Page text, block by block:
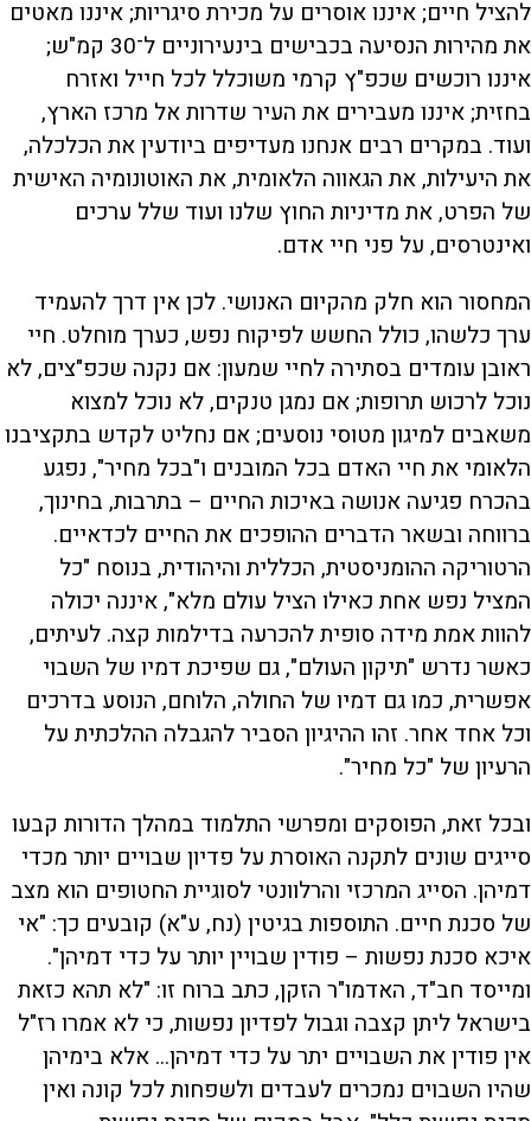
להציל חיים; איננו אוסרים על מכירת סיגריות; איננו מאטים
את מהירות הנסיעה בכבישים בינעירוניים ל־30 קמ"ש;
איננו רוכשים שכפ"ץ קרמי משוכלל לכל חייל ואזרח
בחזית; איננו מעבירים את העיר שדרות אל מרכז הארץ,
ועוד. במקרים רבים אנחנו מעדיפים ביודעין את הכלכלה,
את היעילות, את הגאווה הלאומית, את האוטונומיה האישית
של הפרט, את מדיניות החוץ שלנו ועוד שלל ערכים
ואינטרסים, על פני חיי אדם.
המחסור הוא חלק מהקיום האנושי. לכן אין דרך להעמיד
ערך כלשהו, כולל החשש לפיקוח נפש, כערך מוחלט. חיי
ראובן עומדים בסתירה לחיי שמעון: אם נקנה שכפ"צים, לא
נוכל לרכוש תרופות; אם נמגן טנקים, לא נוכל למצוא
משאבים למיגון מטוסי נוסעים; אם נחליט לקדש בתקציבנו
הלאומי את חיי האדם בכל המובנים ו"בכל מחיר", נפגע
בהכרח פגיעה אנושה באיכות החיים – בתרבות, בחינוך,
ברווחה ובשאר הדברים ההופכים את החיים לכדאיים.
הרטוריקה ההומניסטית, הכללית והיהודית, בנוסח "כל
המציל נפש אחת כאילו הציל עולם מלא", איננה יכולה
להוות אמת מידה סופית להכרעה בדילמות קצה. לעיתים,
כאשר נדרש "תיקון העולם", גם שפיכת דמיו של השבוי
אפשרית, כמו גם דמיו של החולה, הלוחם, הנוסע בדרכים
וכל אחד אחר. זהו ההיגיון הסביר להגבלה ההלכתית על
הרעיון של "כל מחיר".
ובכל זאת, הפוסקים ומפרשי התלמוד במהלך הדורות קבעו
סייגים שונים לתקנה האוסרת על פדיון שבויים יותר מכדי
דמיהן. הסייג המרכזי והרלוונטי לסוגיית החטופים הוא מצב
של סכנת חיים. התוספות בגיטין (נח, ע"א) קובעים כך: "אי
איכא סכנת נפשות – פודין שבויין יותר על כדי דמיהן".
ומייסד חב"ד, האדמו"ר הזקן, כתב ברוח זו: "לא תהא כזאת
בישראל ליתן קצבה וגבול לפדיון נפשות, כי לא אמרו רז"ל
אין פודין את השבויים יתר על כדי דמיהן... אלא בימיהן
שהיו השבוים נמכרים לעבדים ולשפחות לכל קונה ואין